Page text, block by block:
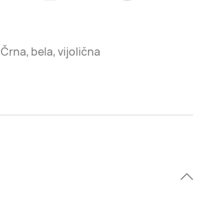
Črna, bela, vijolična